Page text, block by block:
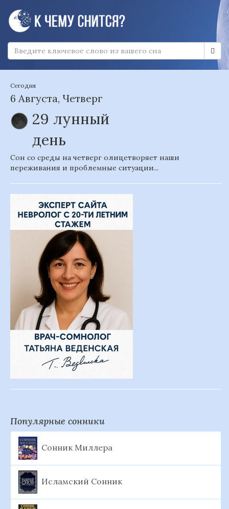
Сегодня
6 Августа, Четверг
29 лунный
день
Сон со среды на четверг олицетворяет наши
переживания и проблемные ситуации...
Популярные сонники
Сонник Миллера
Исламский Сонник